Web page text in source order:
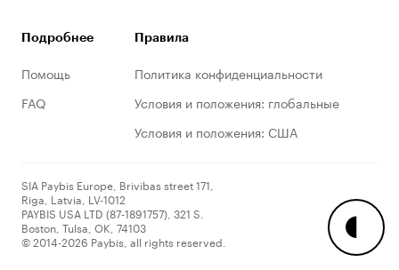
Подробнее
Помощь
FAQ
Правила
Политика конфиденциальности
Условия и положения: глобальные
Условия и положения: США
SIA Paybis Europe, Brivibas street 171,
Riga, Latvia, LV-1012
PAYBIS USA LTD (87-1891757), 321 S.
Boston, Tulsa, OK, 74103
© 2014-2026 Paybis, all rights reserved.